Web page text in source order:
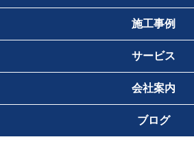
施工事例
サービス
会社案内
ブログ